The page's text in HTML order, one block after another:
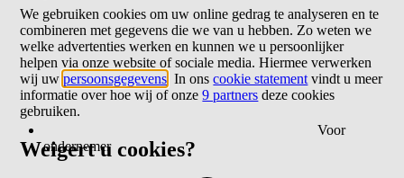
Voor
ondernemer
We gebruiken cookies om uw online gedrag te analyseren en te
combineren met gegevens die we van u hebben. Zo weten we
welke advertenties werken en kunnen we u persoonlijker
helpen via onze website of sociale media. Hiermee verwerken
wij uwpersoonsgegevens . In onscookie statement vindt u meer
informatie over hoe wij of onze9 partners deze cookies
gebruiken.
Weigert u cookies?